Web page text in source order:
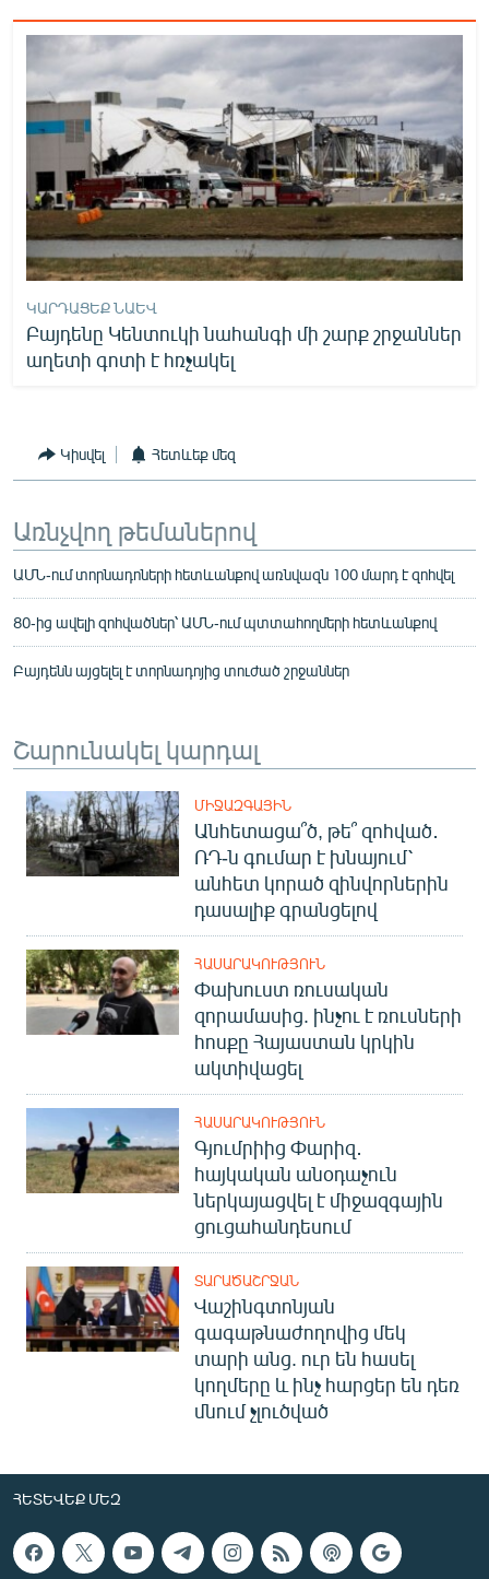
ԿԱՐԴԱՑԵՔ ՆԱԵՎ
Բայդենը Կենտուկի նահանգի մի շարք շրջաններ
աղետի գոտի է հռչակել
Կիսվել Հետևեք մեզ
Առնչվող թեմաներով
ԱՄՆ-ում տորնադոների հետևանքով առնվազն 100 մարդ է զոհվել
80-ից ավելի զոհվածներ՝ ԱՄՆ-ում պտտահողմերի հետևանքով
Բայդենն այցելել է տորնադոյից տուժած շրջաններ
Շարունակել կարդալ
ՄԻՋԱԶԳԱՅԻՆ
Անհետացա՞ծ, թե՞ զոհված․
ՌԴ-ն գումար է խնայում՝
անհետ կորած զինվորներին
դասալիք գրանցելով
ՀԱՍԱՐԱԿՈՒԹՅՈՒՆ
Փախուստ ռուսական
զորամասից. ինչու է ռուսների
հոսքը Հայաստան կրկին
ակտիվացել
ՀԱՍԱՐԱԿՈՒԹՅՈՒՆ
Գյումրիից Փարիզ․
հայկական անօդաչուն
ներկայացվել է միջազգային
ցուցահանդեսում
ՏԱՐԱԾԱՇՐՋԱՆ
Վաշինգտոնյան
գագաթնաժողովից մեկ
տարի անց. ուր են հասել
կողմերը և ինչ հարցեր են դեռ
մնում չլուծված
ՀԵՏԵՎԵՔ ՄԵԶ